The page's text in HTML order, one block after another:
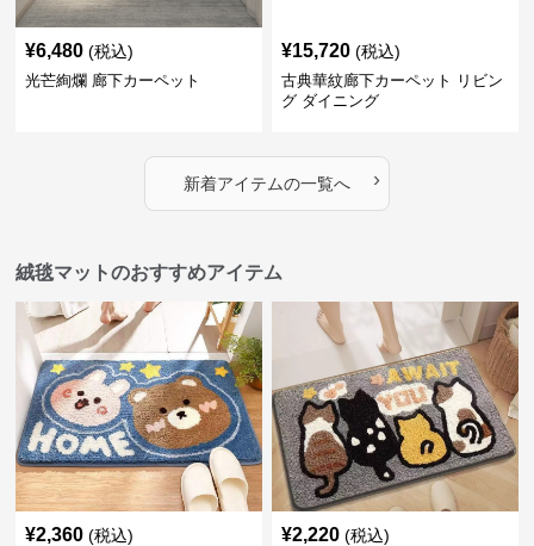
¥6,480 (税込)
光芒絢爛 廊下カーペット
¥15,720 (税込)
古典華紋廊下カーペット リビン
グ ダイニング
新着アイテムの一覧へ ›
絨毯マットのおすすめアイテム
¥2,360 (税込) ¥2,220 (税込)